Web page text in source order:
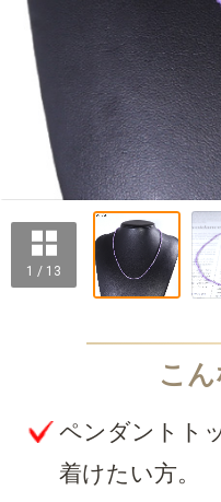
1 / 13
ペンダントト
着けたい方。